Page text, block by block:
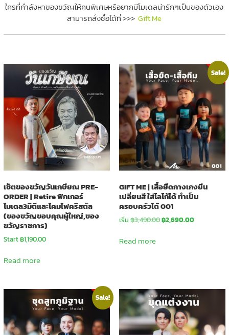
ใครที่กำลังหาของขวัญให้คนพิเศษหรือยากมีโมเดลน่ารักๆเป็นของตัวเอง
สามารถสั่งซื้อได้ที่ >>>Gift Me
เซ็ตของขวัญวันเกษียณ PRE-
ORDER | Retire ฟิกเกอร์
โมเดล3มิติและโคมไฟคริสตัล
(ของขวัญขอบคุณผู้ใหญ่,ของ
ขวัญราชการ)
Start ฿1,190.00
Read more
Sale!
GIFT ME | เสื้อยืดกางเกงยีน
เปลี่ยนสี ใส่โลโก้ได้ ทำเป็น
ครอบครัวได้ 001
เริ่ม฿3,490.00Original
฿2,690.00Current
Read more
Sale!